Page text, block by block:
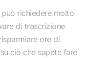
richiedere molto
di trascrizione
ore di
ciò che sapete fare